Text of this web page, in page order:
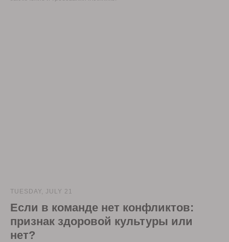
TUESDAY, JULY 21
Если в команде нет конфликтов:
признак здоровой культуры или
нет?